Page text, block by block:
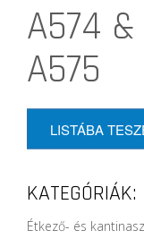
A574 &
A575
LISTÁBA
KATEGÓRIÁK:
Étkező- és